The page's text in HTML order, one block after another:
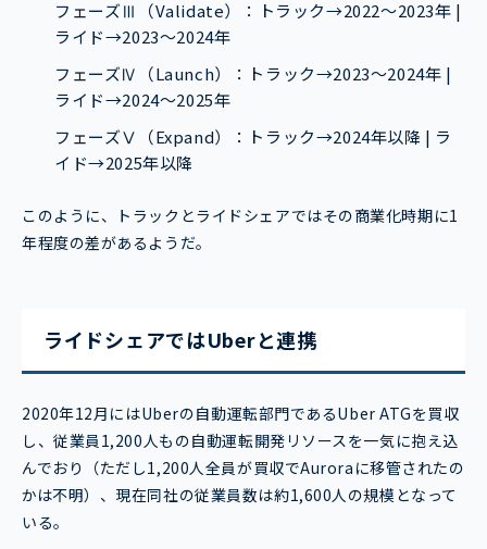
フェーズⅢ（Validate）：トラック→2022～2023年 |
ライド→2023～2024年
フェーズⅣ（Launch）：トラック→2023～2024年 |
ライド→2024～2025年
フェーズⅤ（Expand）：トラック→2024年以降 | ラ
イド→2025年以降
このように、トラックとライドシェアではその商業化時期に1
年程度の差があるようだ。
ライドシェアではUberと連携
2020年12月にはUberの自動運転部門であるUber ATGを買収
し、従業員1,200人もの自動運転開発リソースを一気に抱え込
んでおり（ただし1,200人全員が買収でAuroraに移管されたの
かは不明）、現在同社の従業員数は約1,600人の規模となって
いる。